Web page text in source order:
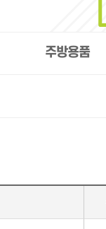
주방용품